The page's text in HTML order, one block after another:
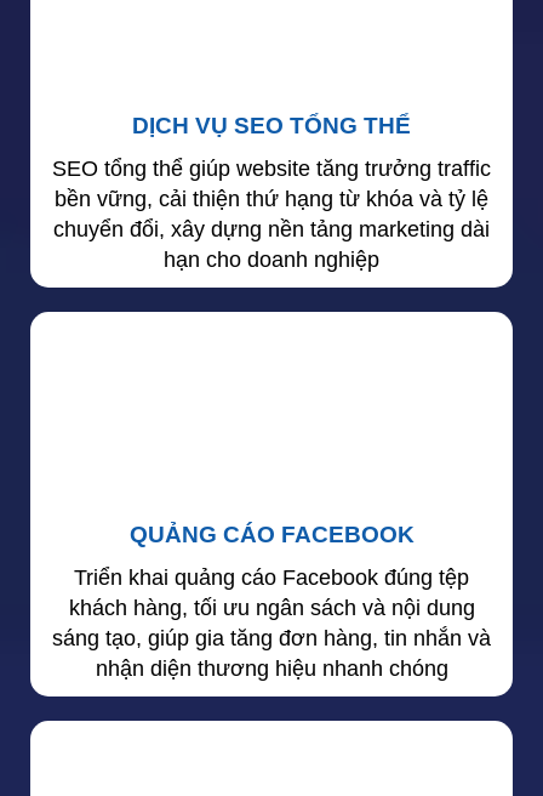
DỊCH VỤ SEO TỔNG THỂ
SEO tổng thể giúp website tăng trưởng traffic
bền vững, cải thiện thứ hạng từ khóa và tỷ lệ
chuyển đổi, xây dựng nền tảng marketing dài
hạn cho doanh nghiệp
QUẢNG CÁO FACEBOOK
Triển khai quảng cáo Facebook đúng tệp
khách hàng, tối ưu ngân sách và nội dung
sáng tạo, giúp gia tăng đơn hàng, tin nhắn và
nhận diện thương hiệu nhanh chóng